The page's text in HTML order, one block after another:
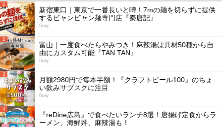
1
新宿東口｜東京で一番長いと噂！7mの麺を切らずに提供
するビャンビャン麺専門店『秦唐記』
favy
2
富山｜一度食べたらやみつき！麻辣湯は具材50種から自
由にカスタム可能『TAN TAN』
favy
3
月額2980円で毎本半額！『クラフトビール100』のちょ
い飲みサブスクに注目
favy
4
『reDine広島』で食べたいランチ8選！唐揚げ定食からラ
ーメン、海鮮丼、麻辣湯も！